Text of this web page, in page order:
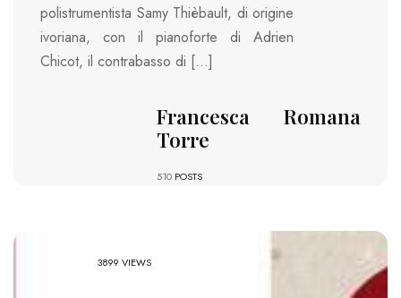
polistrumentista Samy Thièbault, di origine
ivoriana, con il pianoforte di Adrien
Chicot, il contrabasso di […]
Francesca Romana
Torre
510 POSTS
3899 VIEWS